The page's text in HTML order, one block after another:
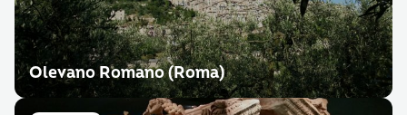
Olevano Romano (Roma)